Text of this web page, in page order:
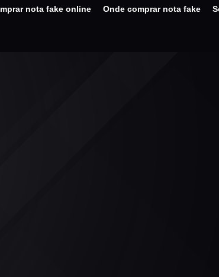
nota fake online Onde comprar nota fake